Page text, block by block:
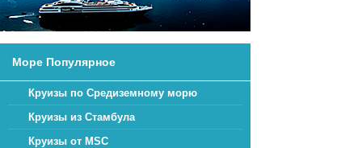
Море Популярное
Круизы по Средиземному морю
Круизы из Стамбула
Круизы от MSC